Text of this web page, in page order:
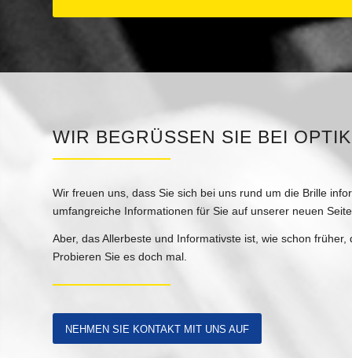
WIR BEGRÜSSEN SIE BEI OPTIK
Wir freuen uns, dass Sie sich bei uns rund um die Brille
umfangreiche Informationen für Sie auf unserer neuen
Aber, das Allerbeste und Informativste ist, wie schon
Probieren Sie es doch mal.
NEHMEN SIE KONTAKT MIT UNS AUF